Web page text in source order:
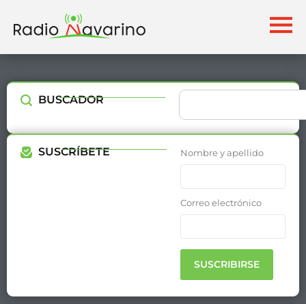
BUSCADOR
SUSCRÍBETE Nombre y apellido
Correo electrónico